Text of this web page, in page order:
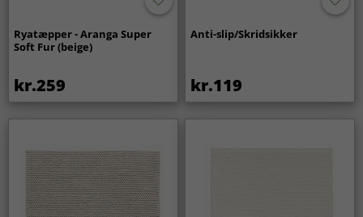
Ryatæpper - Aranga Super
Soft Fur (beige)
kr.259
Anti-slip/Skridsikker
kr.119